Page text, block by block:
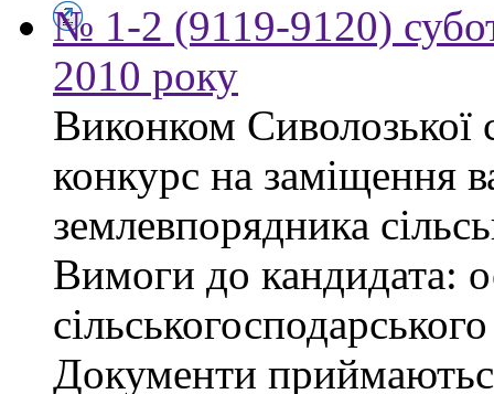
№ 1-2 (9119-9120)
2010 року
Виконком Сиволозької
конкурс на заміщення
землевпорядника
Вимоги до кандидата:
Документи